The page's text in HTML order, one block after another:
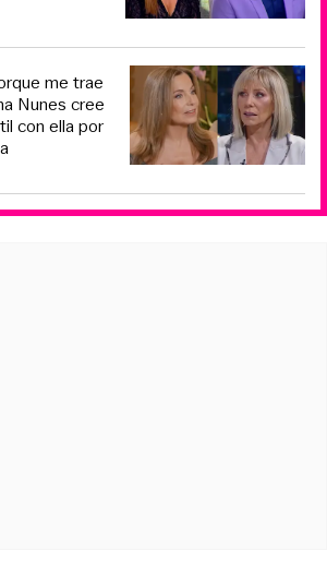
me trae
Nunes cree
con ella por